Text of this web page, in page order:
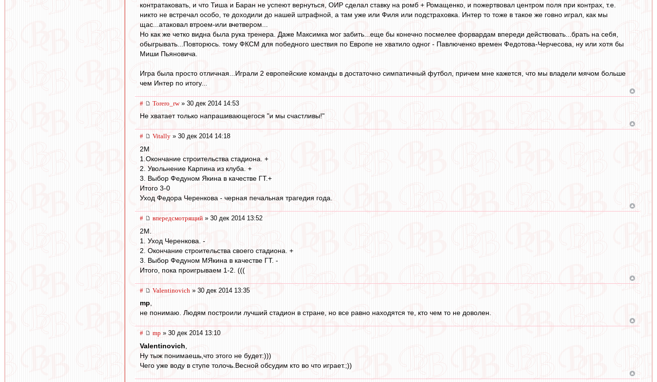
контратаковать, и что Тиша и Баран не успеют вернуться, ОИР сделал ставку на ромб + Ромащенко, и пожертвовал центром поля при контрах, т.е.
никто не встречал особо, те доходили до нашей штрафной, а там уже или Филя или подстраховка. Интер то тоже в такое же говно играл, как мы
щас...атаковал втроем-или вчетвером...
Но как же четко видна была рука тренера. Даже Максимка мог забить...еще бы конечно посмелее форвардам впереди действовать...брать на себя,
обыгрывать...Повторюсь. тому ФКСМ для победного шествия по Европе не хватило одног - Павлюченко времен Федотова-Черчесова, ну или хотя бы
Миши Пьяновича.
Игра была просто отличная...Играли 2 европейские команды в достаточно симпатичный футбол, причем мне кажется, что мы владели мячом больше
чем Интер по итогу...
# Torero_rw» 30 дек 2014 14:53
Не хватает только напрашивающегося "и мы счастливы!"
# Vitally » 30 дек 2014 14:18
2M
1.Окончание строительства стадиона. +
2. Увольнение Карпина из клуба. +
3. Выбор Федуном Якина в качестве ГТ.+
Итого 3-0
Уход Федора Черенкова - черная печальная трагедия года.
# впередсмотрящий » 30 дек 2014 13:52
2М.
1. Уход Черенкова. -
2. Окончание строительства своего стадиона. +
3. Выбор Федуном МЯкина в качестве ГТ. -
Итого, пока проигрываем 1-2. (((
# Valentinovich » 30 дек 2014 13:35
mp,
не понимаю. Людям построили лучший стадион в стране, но все равно находятся те, кто чем то не доволен.
# mp » 30 дек 2014 13:10
Valentinovich
Ну тыж понимаешь,что этого не будет:)))
Чего уже воду в ступе толочь.Весной обсудим кто во что играет.;))